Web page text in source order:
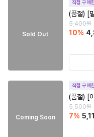
Sold Out
직접 구매
(품절) [
5,400원
10%
Coming Soon
직접 구매
(품절) [
5,500원
7%